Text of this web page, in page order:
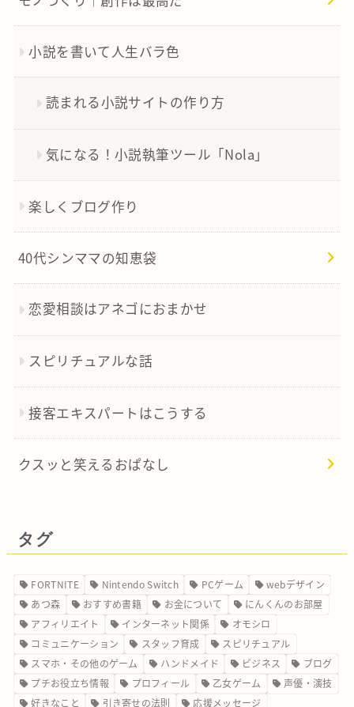
小説を書いて人生バラ色
読まれる小説サイトの作り方
気になる！小説執筆ツール「Nola」
楽しくブログ作り
40代シンママの知恵袋
恋愛相談はアネゴにおまかせ
スピリチュアルな話
接客エキスパートはこうする
クスッと笑えるおぱなし
タグ
FORTNITE Nintendo Switch PCゲーム
webデザイン
あつ森
おすすめ書籍 お金について
にんくんのお部屋
アフィリエイト
インターネット関係
オモシロ
コミュニケーション
スタッフ育成
スピリチュアル
スマホ・その他のゲーム
ハンドメイド ビジネス
ブログ
プチお役立ち情報
プロフィール 乙女ゲーム
声優・演技
好きなこと
引き寄せの法則 応援メッセージ